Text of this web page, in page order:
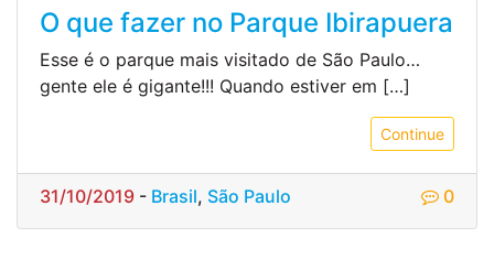
O que fazer no Parque Ibirapuera
Esse é o parque mais visitado de São Paulo…
gente ele é gigante!!! Quando estiver em […]
Continue
31/10/2019 - Brasil, São Paulo 0